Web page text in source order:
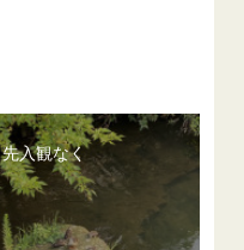
先入観なく